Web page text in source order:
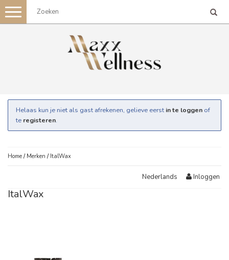
Toggle
navigation
Helaas kun je niet als gast afrekenen, gelieve eerst in te loggen of
te registeren.
Home / Merken / ItalWax
Nederlands Inloggen
ItalWax